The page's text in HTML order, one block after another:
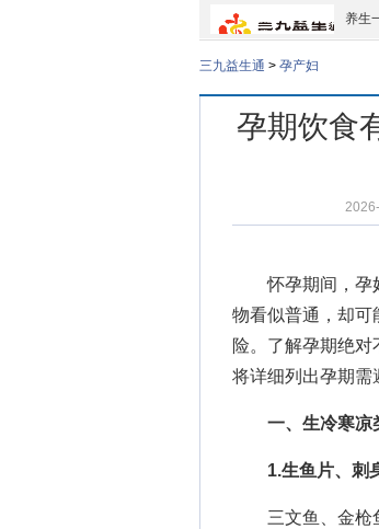
养生
三九益生通 > 孕产妇
孕期饮食
怀孕期间，孕
物看似普通，却可
险。了解孕期绝
将详细列出孕期需
一、生冷寒凉
1.生鱼片、刺
三文鱼、金枪鱼